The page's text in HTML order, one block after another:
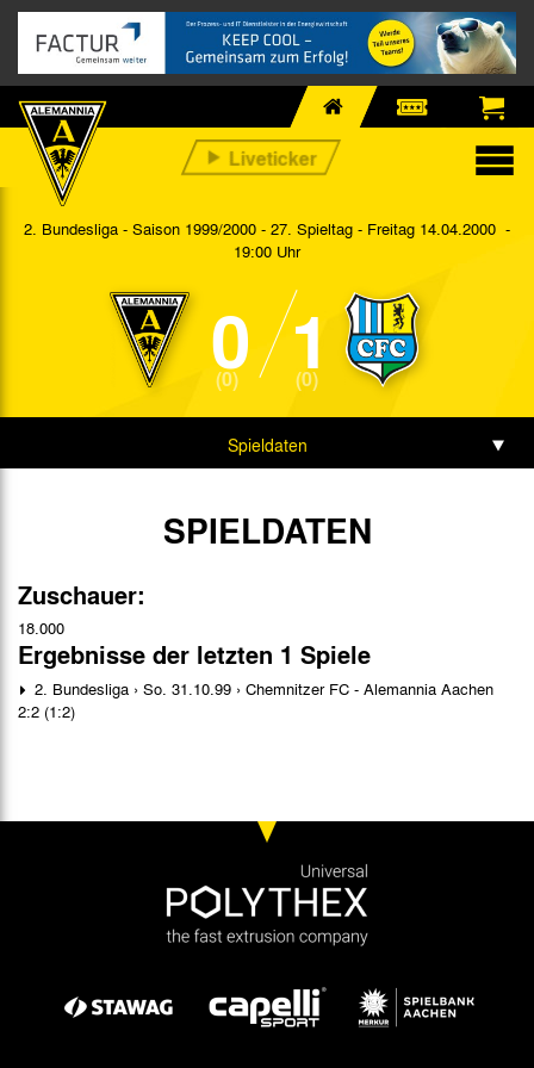
2. Bundesliga - Saison 1999/2000 - 27. Spieltag - Freitag 14.04.2000 -
19:00 Uhr
0
(0) 1
(0)
Spieldaten
SPIELDATEN
Zuschauer:
18.000
Ergebnisse der letzten 1 Spiele
2. Bundesliga › So. 31.10.99 › Chemnitzer FC - Alemannia Aachen
2:2 (1:2)